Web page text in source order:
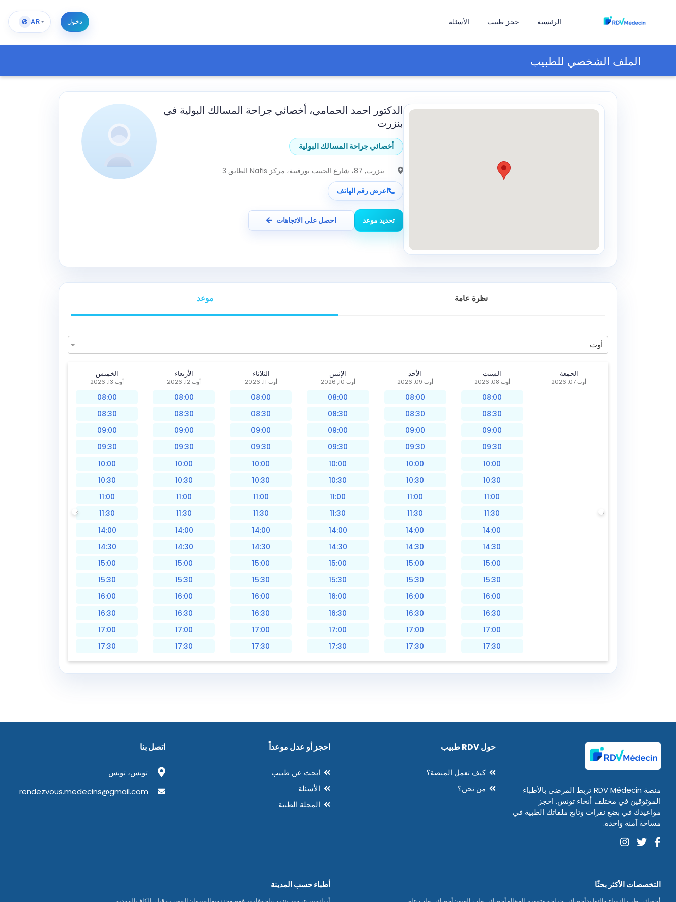
الرئيسية حجز طبيب الأسئلة دخول AR
الملف الشخصي للطبيب
الدكتور احمد الحمامي، أخصائي جراحة المسالك البولية في
بنزرت
أخصائي جراحة المسالك البولية
بنزرت, 87، شارع الحبيب بورقيبة، مركز Nafis الطابق 3
اعرض رقم الهاتف
تحديد موعد احصل على الاتجاهات
نظرة عامة موعد
أوت
الخميس
أوت 13, 2026
08:00
08:30
09:00
09:30
10:00
10:30
11:00
11:30
14:00
14:30
15:00
15:30
16:00
16:30
17:00
17:30
الأربعاء
أوت 12, 2026
08:00
08:30
09:00
09:30
10:00
10:30
11:00
11:30
14:00
14:30
15:00
15:30
16:00
16:30
17:00
17:30
الثلاثاء
أوت 11, 2026
08:00
08:30
09:00
09:30
10:00
10:30
11:00
11:30
14:00
14:30
15:00
15:30
16:00
16:30
17:00
17:30
الإثنين
أوت 10, 2026
08:00
08:30
09:00
09:30
10:00
10:30
11:00
11:30
14:00
14:30
15:00
15:30
16:00
16:30
17:00
17:30
الأحد
أوت 09, 2026
08:00
08:30
09:00
09:30
10:00
10:30
11:00
11:30
14:00
14:30
15:00
15:30
16:00
16:30
17:00
17:30
السبت
أوت 08, 2026
08:00
08:30
09:00
09:30
10:00
10:30
11:00
11:30
14:00
14:30
15:00
15:30
16:00
16:30
17:00
17:30
الجمعة
أوت 07, 2026
منصة RDV Médecin تربط المرضى بالأطباء
الموثوقين في مختلف أنحاء تونس. احجز
مواعيدك في بضع نقرات وتابع ملفاتك الطبية في
مساحة آمنة واحدة.
حول RDV طبيب
كيف تعمل المنصة؟
من نحن؟
احجز أو عدل موعداً
ابحث عن طبيب
الأسئلة
المجلة الطبية
اتصل بنا
تونس، تونس
التخصصات الأكثر بحثًا أطباء حسب المدينة